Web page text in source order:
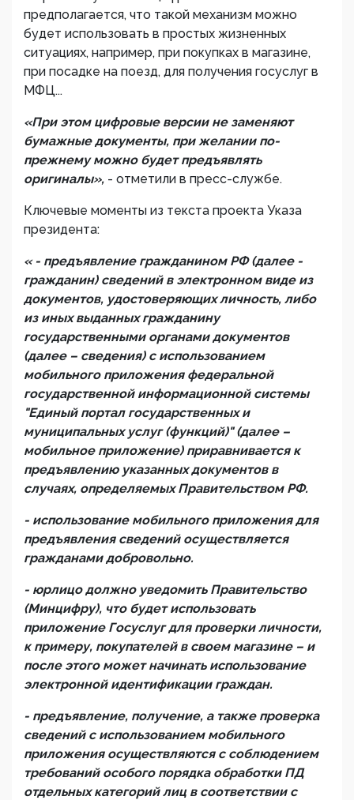
предполагается, что такой механизм можно
будет использовать в простых жизненных
ситуациях, например, при покупках в магазине,
при посадке на поезд, для получения госуслуг в
МФЦ...
«При этом цифровые версии не заменяют
бумажные документы, при желании по-
прежнему можно будет предъявлять
оригиналы», - отметили в пресс-службе.
Ключевые моменты из текста проекта Указа
президента:
« - предъявление гражданином РФ (далее -
гражданин) сведений в электронном виде из
документов, удостоверяющих личность, либо
из иных выданных гражданину
государственными органами документов
(далее – сведения) с использованием
мобильного приложения федеральной
государственной информационной системы
"Единый портал государственных и
муниципальных услуг (функций)" (далее –
мобильное приложение) приравнивается к
предъявлению указанных документов в
случаях, определяемых Правительством РФ.
- использование мобильного приложения для
предъявления сведений осуществляется
гражданами добровольно.
- юрлицо должно уведомить Правительство
(Минцифру), что будет использовать
приложение Госуслуг для проверки личности,
к примеру, покупателей в своем магазине – и
после этого может начинать использование
электронной идентификации граждан.
- предъявление, получение, а также проверка
сведений с использованием мобильного
приложения осуществляются с соблюдением
требований особого порядка обработки ПД
отдельных категорий лиц в соответствии с